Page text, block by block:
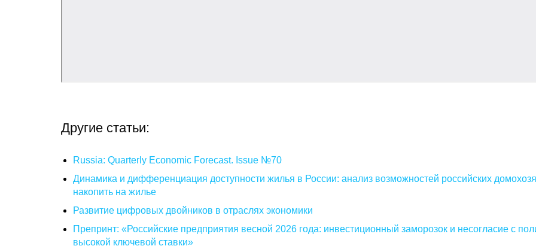
Другие статьи:
Russia: Quarterly Economic Forecast. Issue №70
Динамика и дифференциация доступности жилья в России: анализ возможностей российских
накопить на жилье
Развитие цифровых двойников в отраслях экономики
Препринт: «Российские предприятия весной 2026 года: инвестиционный заморозок и несогласие с
высокой ключевой ставки»